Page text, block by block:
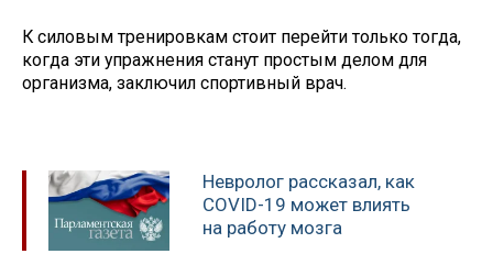
К силовым тренировкам стоит перейти только тогда,
когда эти упражнения станут простым делом для
организма, заключил спортивный врач.
Невролог рассказал, как
COVID-19 может влиять
на работу мозга